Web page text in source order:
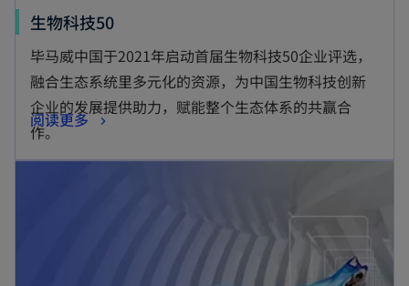
生物科技50
毕马威中国于2021年启动首届生物科技50企业评选，
融合生态系统里多元化的资源，为中国生物科技创新
企业的发展提供助力，赋能整个生态体系的共赢合
作。
阅读更多